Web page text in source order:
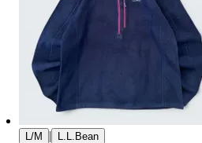
L/M | L.L.Bean